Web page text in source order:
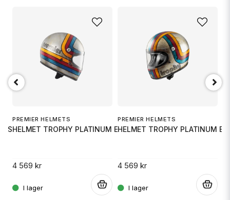
Mejladress
XS
PREMIER HELMETS
HELMET TROPHY PLATINUM EDITION
4 569 kr
PREMIER HELMETS
HELMET TROPHY PLATINUM
4 569 kr